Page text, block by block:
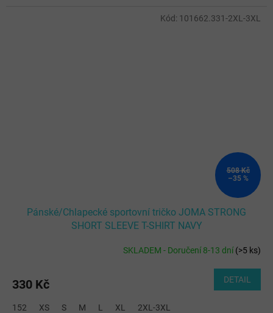
508 Kč
–35 %
Pánské/Chlapecké sportovní tričko JOMA STRONG
SHORT SLEEVE T-SHIRT NAVY
SKLADEM - Doručení 8-13 dní(>5 ks)
330 Kč DETAIL
152 XS S M L XL 2XL-3XL
Kód: 101662.331-2XL-3XL